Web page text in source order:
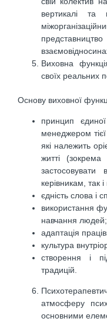
вертикалі та
Виховна
своїх реальних
Основу виховної
принцип
менеджером
які належить
житті
керівникам, так
єдність слова і
використання
навчання людей;
адаптація
культура
створення і
традицій.
атмосферу
основними